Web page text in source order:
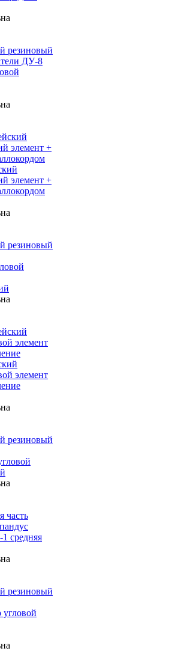
элемент +
элемент
средняя